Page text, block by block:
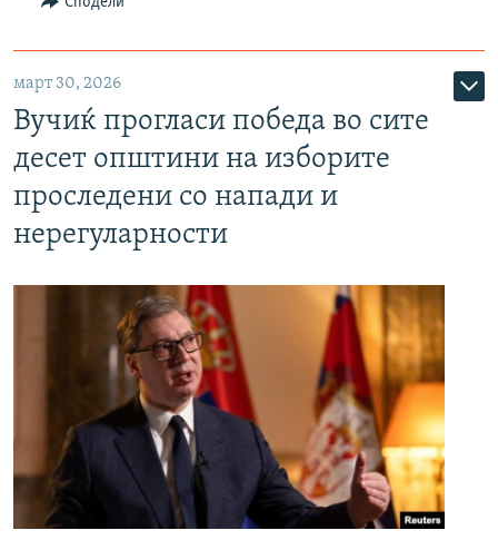
март 30, 2026
Вучиќ прогласи победа во сите
десет општини на изборите
проследени со напади и
нерегуларности